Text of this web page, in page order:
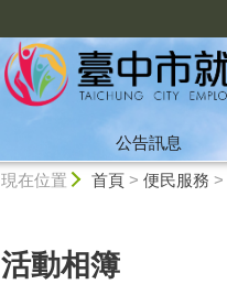
公告訊息
現在位置 首頁> 便民服務 >
活動相簿